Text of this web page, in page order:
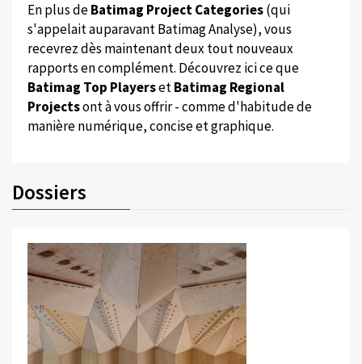
En plus deBatimag Project Categories(qui
s'appelait auparavant Batimag Analyse), vous
recevrez dès maintenant deux tout nouveaux
rapports en complément. Découvrez ici ce que
Batimag Top PlayersetBatimag Regional
Projectsont à vous offrir - comme d'habitude de
manière numérique, concise et graphique.
Dossiers